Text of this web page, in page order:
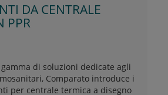
DA CENTRALE
PPR
di soluzioni dedicate agli
Comparato introduce i
per centrale termica a disegno